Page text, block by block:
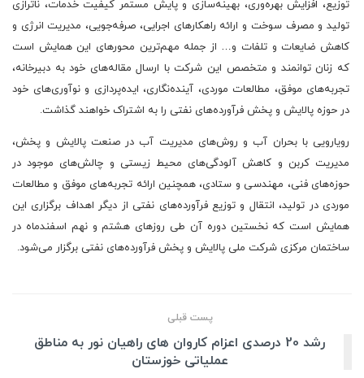
توزیع، افزایش بهره‌وری، بهینه‌سازی و پایش مستمر کیفیت خدمات، ناترازی
تولید و مصرف سوخت و ارائه راهکارهای اجرایی، صرفه‌جویی، مدیریت انرژی و
کاهش ضایعات و تلفات و… از جمله مهم‌ترین محورهای این همایش است
که زنان توانمند و متخصص این شرکت با ارسال مقاله‌های خود به دبیرخانه،
تجربه‌های موفق، مطالعات موردی، آینده‌نگاری، ایده‌پردازی و نوآوری‌های خود
در حوزه پالایش و پخش فرآورده‌های نفتی را به اشتراک خواهند گذاشت.
رویارویی با بحران آب و روش‌های مدیریت آب در صنعت پالایش و پخش،
مدیریت کربن و کاهش آلودگی‌های محیط زیستی و چالش‌های موجود در
حوزه‌های فنی، مهندسی و ستادی، همچنین ارائه تجربه‌های موفق و مطالعات
موردی در تولید، انتقال و توزیع فرآورده‌های نفتی از دیگر اهداف برگزاری این
همایش است که نخستین دوره آن طی روزهای هشتم و نهم اسفندماه در
ساختمان مرکزی شرکت ملی پالایش و پخش فرآورده‌های نفتی برگزار می‌شود.
پست قبلی
رشد 20 درصدی اعزام کاروان های راهیان نور به مناطق
عملیاتی خوزستان